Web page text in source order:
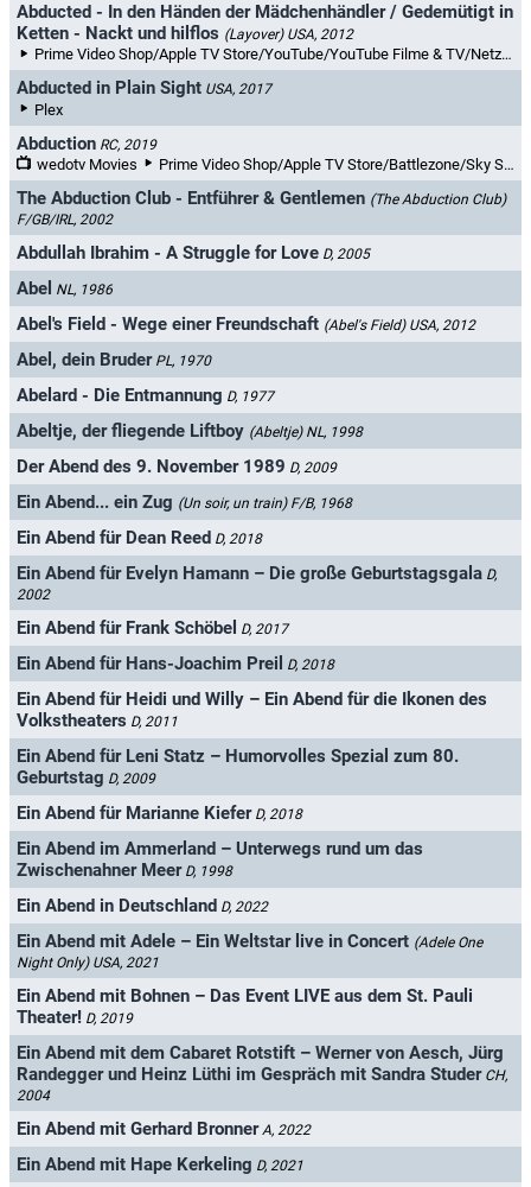
Abducted - In den Händen der Mädchenhändler / Gedemütigt in
Ketten - Nackt und hilflos (Layover) USA, 2012
Prime Video Shop/Apple TV Store/YouTube/YouTube Filme & TV/Netzkino/Rakuten TV/wedotv
Abducted in Plain Sight USA, 2017
Plex
Abduction RC, 2019
wedotv Movies Prime Video Shop/Apple TV Store/Battlezone/Sky Store/MagentaTV/YouTube Filme & TV/maxdome/Videoload/Rakuten TV/wedotv
The Abduction Club - Entführer & Gentlemen (The Abduction Club)
F/GB/IRL, 2002
Abdullah Ibrahim - A Struggle for Love D, 2005
Abel NL, 1986
Abel's Field - Wege einer Freundschaft (Abel's Field) USA, 2012
Abel, dein Bruder PL, 1970
Abelard - Die Entmannung D, 1977
Abeltje, der fliegende Liftboy (Abeltje) NL, 1998
Der Abend des 9. November 1989 D, 2009
Ein Abend... ein Zug (Un soir, un train) F/B, 1968
Ein Abend für Dean Reed D, 2018
Ein Abend für Evelyn Hamann – Die große Geburtstagsgala D,
2002
Ein Abend für Frank Schöbel D, 2017
Ein Abend für Hans-Joachim Preil D, 2018
Ein Abend für Heidi und Willy – Ein Abend für die Ikonen des
Volkstheaters D, 2011
Ein Abend für Leni Statz – Humorvolles Spezial zum 80.
Geburtstag D, 2009
Ein Abend für Marianne Kiefer D, 2018
Ein Abend im Ammerland – Unterwegs rund um das
Zwischenahner Meer D, 1998
Ein Abend in Deutschland D, 2022
Ein Abend mit Adele – Ein Weltstar live in Concert (Adele One
Night Only) USA, 2021
Ein Abend mit Bohnen – Das Event LIVE aus dem St. Pauli
Theater! D, 2019
Ein Abend mit dem Cabaret Rotstift – Werner von Aesch, Jürg
Randegger und Heinz Lüthi im Gespräch mit Sandra Studer CH,
2004
Ein Abend mit Gerhard Bronner A, 2022
Ein Abend mit Hape Kerkeling D, 2021